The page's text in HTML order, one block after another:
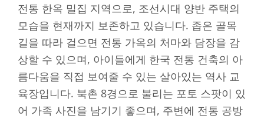
전통 한옥 밀집 지역으로, 조선시대 양반 주택의
모습을 현재까지 보존하고 있습니다. 좁은 골목
길을 따라 걸으면 전통 가옥의 처마와 담장을 감
상할 수 있으며, 아이들에게 한국 전통 건축의 아
름다움을 직접 보여줄 수 있는 살아있는 역사 교
육장입니다. 북촌 8경으로 불리는 포토 스팟이 있
어 가족 사진을 남기기 좋으며, 주변에 전통 공방